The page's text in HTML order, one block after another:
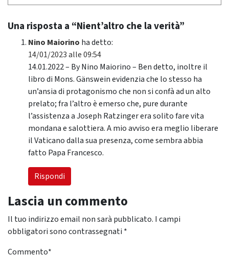
Una risposta a “Nient’altro che la verità”
Nino Maiorino ha detto:
14/01/2023 alle 09:54
14.01.2022 – By Nino Maiorino – Ben detto, inoltre il
libro di Mons. Gänswein evidenzia che lo stesso ha
un’ansia di protagonismo che non si confà ad un alto
prelato; fra l’altro è emerso che, pure durante
l’assistenza a Joseph Ratzinger era solito fare vita
mondana e salottiera. A mio avviso era meglio liberare
il Vaticano dalla sua presenza, come sembra abbia
fatto Papa Francesco.
Rispondi
Lascia un commento
Il tuo indirizzo email non sarà pubblicato. I campi
obbligatori sono contrassegnati *
Commento*